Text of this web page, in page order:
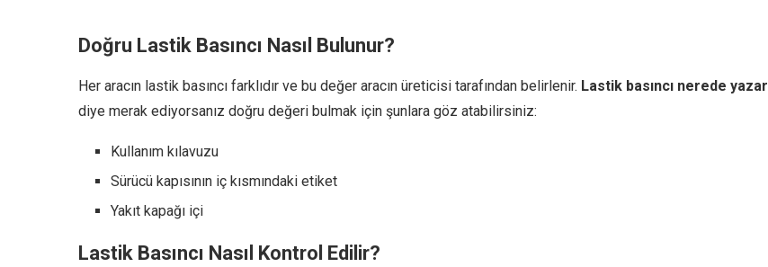
Doğru Lastik Basıncı Nasıl Bulunur?
Her aracın lastik basıncı farklıdır ve bu değer aracın üreticisi tarafından belirlenir. Lastik basıncı nerede yazar
diye merak ediyorsanız doğru değeri bulmak için şunlara göz atabilirsiniz:
Kullanım kılavuzu
Sürücü kapısının iç kısmındaki etiket
Yakıt kapağı içi
Lastik Basıncı Nasıl Kontrol Edilir?